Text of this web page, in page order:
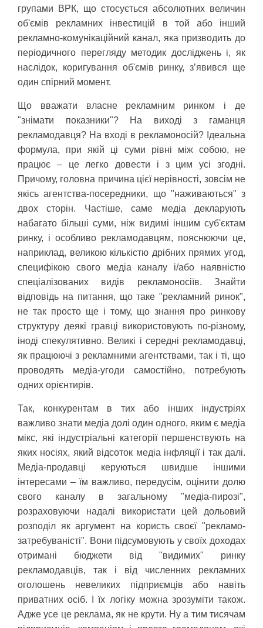
групами ВРК, що стосується абсолютних величин
об'ємів рекламних інвестицій в той або інший
рекламно-комунікаційний канал, яка призводить до
періодичного перегляду методик досліджень і, як
наслідок, коригування об'ємів ринку, з’явився ще
один спірний момент.
Що вважати власне рекламним ринком і де
"знімати показники"? На виході з гаманця
рекламодавця? На вході в рекламоносій? Ідеальна
формула, при якій ці суми рівні між собою, не
працює – це легко довести і з цим усі згодні.
Причому, головна причина цієї нерівності, зовсім не
якісь агентства-посередники, що "наживаються" з
двох сторін. Частіше, саме медіа декларують
набагато більші суми, ніж видимі іншим суб'єктам
ринку, і особливо рекламодавцям, пояснюючи це,
наприклад, великою кількістю дрібних прямих угод,
специфікою свого медіа каналу і/або наявністю
спеціалізованих видів рекламоносіїв. Знайти
відповідь на питання, що таке "рекламний ринок",
не так просто ще і тому, що знання про ринкову
структуру деякі гравці використовують по-різному,
іноді спекулятивно. Великі і середні рекламодавці,
як працюючі з рекламними агентствами, так і ті, що
проводять медіа-угоди самостійно, потребують
одних орієнтирів.
Так, конкурентам в тих або інших індустріях
важливо знати медіа долі один одного, яким є медіа
мікс, які індустріальні категорії першенствують на
яких носіях, який відсоток медіа інфляції і так далі.
Медіа-продавці керуються швидше іншими
інтересами – їм важливо, передусім, оцінити долю
свого каналу в загальному "медіа-пирозі",
розраховуючи надалі використати цей дольовий
розподіл як аргумент на користь своєї "рекламо-
затребуваністі". Вони підсумовують у своїх доходах
отримані бюджети від "видимих" ринку
рекламодавців, так і від численних рекламних
оголошень невеликих підприємців або навіть
приватних осіб. І їх логіку можна зрозуміти також.
Адже усе це реклама, як не крути. Ну а тим тисячам